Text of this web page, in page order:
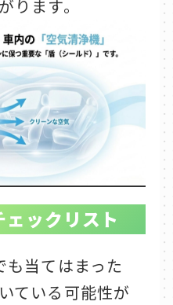
ります。
ックリスト
も当てはまった
ている可能性が